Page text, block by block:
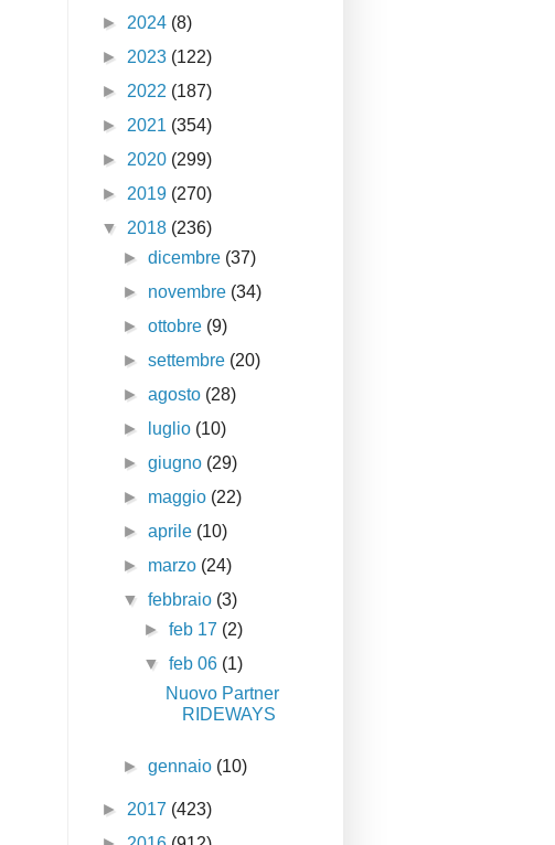
► 2024 (8)
► 2023 (122)
► 2022 (187)
► 2021 (354)
► 2020 (299)
► 2019 (270)
▼ 2018 (236)
►dicembre (37)
► novembre (34)
►ottobre (9)
►settembre (20)
►agosto (28)
►
luglio (10)
►giugno (29)
► maggio (22)
►aprile (10)
► marzo (24)
▼febbraio (3)
►feb 17 (2)
▼feb 06 (1)
Nuovo Partner
RIDEWAYS
►gennaio (10)
► 2017 (423)